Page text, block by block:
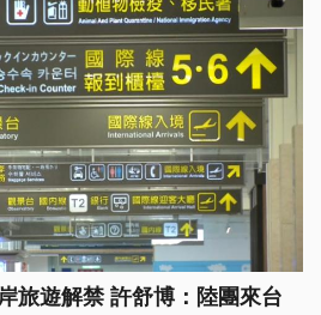
旅遊解禁 許舒博：陸團來台